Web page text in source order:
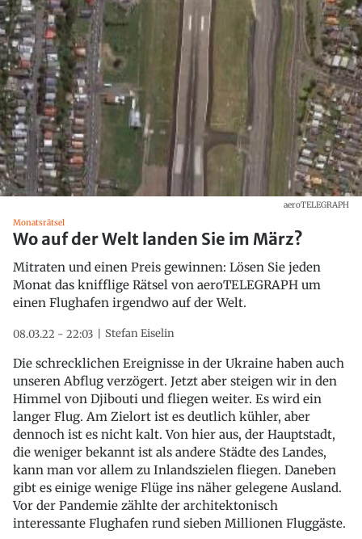
aeroTELEGRAPH
Monatsrätsel
Wo auf der Welt landen Sie im März?
Mitraten und einen Preis gewinnen: Lösen Sie jeden
Monat das knifflige Rätsel von aeroTELEGRAPH um
einen Flughafen irgendwo auf der Welt.
08.03.22 - 22:03 Stefan Eiselin
Die schrecklichen Ereignisse in der Ukraine haben auch
unseren Abflug verzögert. Jetzt aber steigen wir in den
Himmel von Djibouti und fliegen weiter. Es wird ein
langer Flug. Am Zielort ist es deutlich kühler, aber
dennoch ist es nicht kalt. Von hier aus, der Hauptstadt,
die weniger bekannt ist als andere Städte des Landes,
kann man vor allem zu Inlandszielen fliegen. Daneben
gibt es einige wenige Flüge ins näher gelegene Ausland.
Vor der Pandemie zählte der architektonisch
interessante Flughafen rund sieben Millionen Fluggäste.